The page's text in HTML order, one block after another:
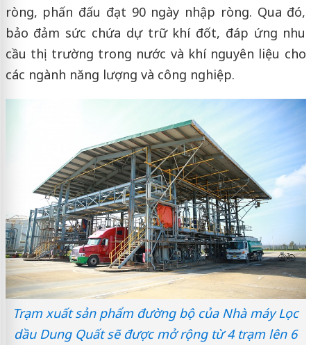
ròng, phấn đấu đạt 90 ngày nhập ròng. Qua đó,
bảo đảm sức chứa dự trữ khí đốt, đáp ứng nhu
cầu thị trường trong nước và khí nguyên liệu cho
các ngành năng lượng và công nghiệp.
Trạm xuất sản phẩm đường bộ của Nhà máy Lọc
dầu Dung Quất sẽ được mở rộng từ 4 trạm lên 6